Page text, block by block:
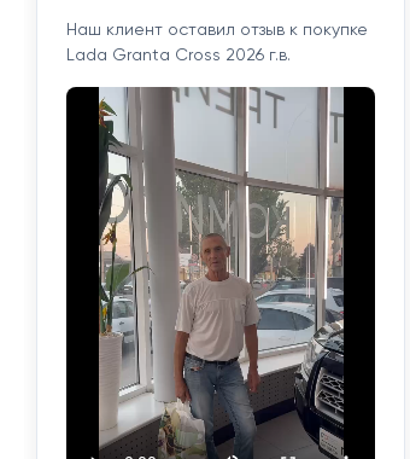
Наш клиент оставил отзыв к покупке
Lada Granta Cross 2026 г.в.